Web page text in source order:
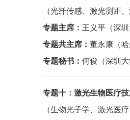
（光纤传感、激光测距
专题主席： 王义平（深圳
专题共主席： 董永康（
专题秘书： 何俊（深圳大
专题十：激光生物医疗
（生物光子学、激光医疗